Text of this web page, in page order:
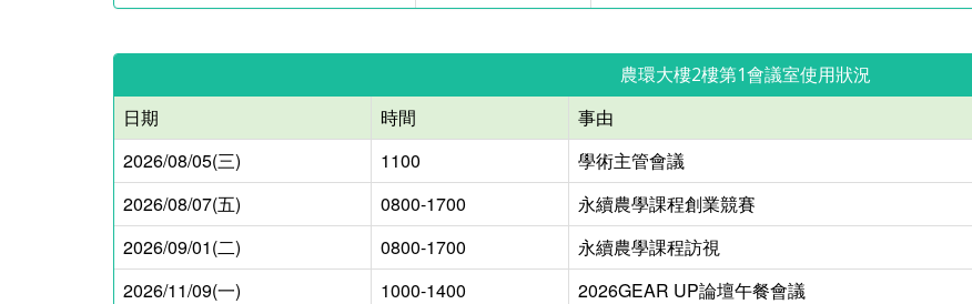
農環大樓2樓第1會議室使用狀況
日期 時間 事由
2026/08/05(三)
1100 學術主管會議
2026/08/07(五)
0800-1700 永續農學課程創業競賽
2026/09/01(二)
0800-1700 永續農學課程訪視
2026/11/09(一)
1000-1400 2026GEAR UP論壇午餐會議